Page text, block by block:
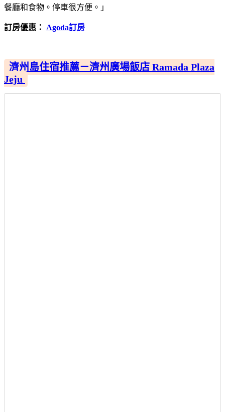
餐廳和食物。停車很方便。」
訂房優惠： Agoda訂房
濟州島住宿推薦－濟州廣場飯店 Ramada Plaza
Jeju